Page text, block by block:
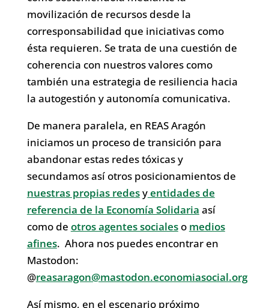
movilización de recursos desde la
corresponsabilidad que iniciativas como
ésta requieren. Se trata de una cuestión de
coherencia con nuestros valores como
también una estrategia de resiliencia hacia
la autogestión y autonomía comunicativa.
De manera paralela, en REAS Aragón
iniciamos un proceso de transición para
abandonar estas redes tóxicas y
secundamos así otros posicionamientos de
nuestras propias redesyentidades de
referencia de la Economía Solidaria así
como de otros agentes socialeso medios
afines. Ahora nos puedes encontrar en
Mastodon:
@reasaragon@mastodon.economiasocial.org
Así mismo, en el escenario próximo